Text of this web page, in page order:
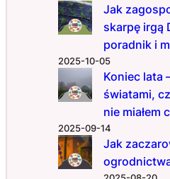
a
c
e
o
e
o
Jak
skarpę irgą
poradnik i
2025-10-05
Koniec lata
światami,
nie miałem
2025-09-14
Jak